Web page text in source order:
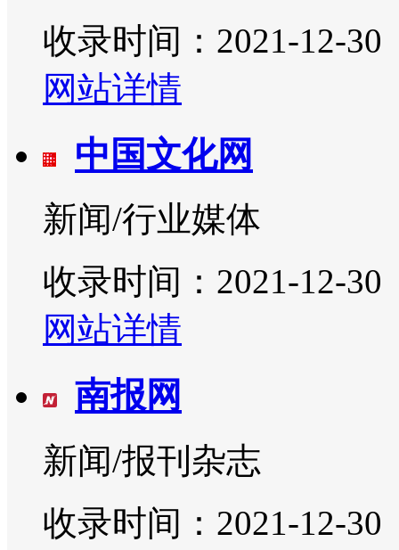
收录时间：2021-12-30
网站详情
中国文化网
新闻/行业媒体
收录时间：2021-12-30
网站详情
南报网
新闻/报刊杂志
收录时间：2021-12-30